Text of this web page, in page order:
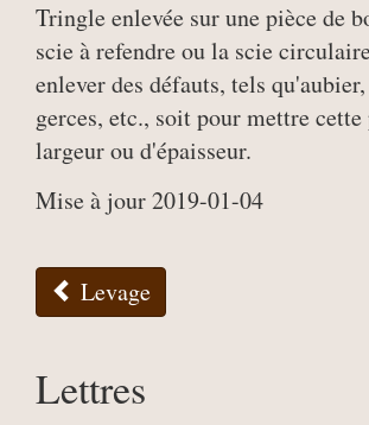
Tringle enlevée sur une pièce de
scie à refendre ou la scie
enlever des défauts, tels
gerces, etc., soit pour mettre cette
largeur ou d'épaisseur.
Mise à jour 2019-01-04
Levage
Lettres